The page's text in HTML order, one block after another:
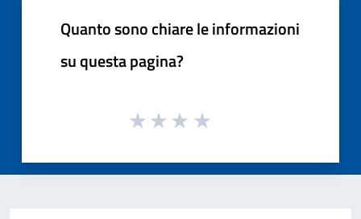
Quanto sono chiare le informazioni
su questa pagina?